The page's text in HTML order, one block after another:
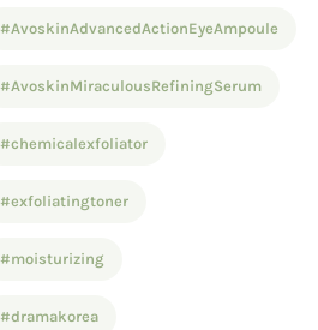
#AvoskinAdvancedActionEyeAmpoule
#AvoskinMiraculousRefiningSerum
#chemicalexfoliator
#exfoliatingtoner
#moisturizing
#dramakorea